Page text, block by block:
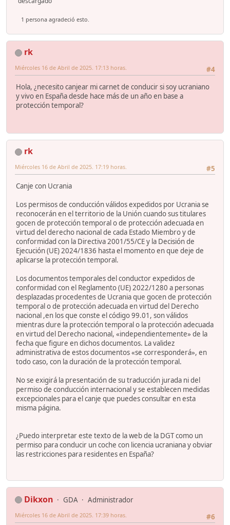
1 persona agradeció esto.
rk
#4
Miércoles 16 de Abril de 2025. 17:13 horas.
Hola, ¿necesito canjear mi carnet de conducir si soy ucraniano
y vivo en España desde hace más de un año en base a
protección temporal?
rk
#5
Miércoles 16 de Abril de 2025. 17:19 horas.
Canje con Ucrania
Los permisos de conducción válidos expedidos por Ucrania se
reconocerán en el territorio de la Unión cuando sus titulares
gocen de protección temporal o de protección adecuada en
virtud del derecho nacional de cada Estado Miembro y de
conformidad con la Directiva 2001/55/CE y la Decisión de
Ejecución (UE) 2024/1836 hasta el momento en que deje de
aplicarse la protección temporal.
Los documentos temporales del conductor expedidos de
conformidad con el Reglamento (UE) 2022/1280 a personas
desplazadas procedentes de Ucrania que gocen de protección
temporal o de protección adecuada en virtud del Derecho
nacional ,en los que conste el código 99.01, son válidos
mientras dure la protección temporal o la protección adecuada
en virtud del Derecho nacional, «independientemente» de la
fecha que figure en dichos documentos. La validez
administrativa de estos documentos «se corresponderá», en
todo caso, con la duración de la protección temporal.
No se exigirá la presentación de su traducción jurada ni del
permiso de conducción internacional y se establecen medidas
excepcionales para el canje que puedes consultar en esta
misma página.
¿Puedo interpretar este texto de la web de la DGT como un
permiso para conducir un coche con licencia ucraniana y obviar
las restricciones para residentes en España?
Dikxon GDA
Administrador
#6
Miércoles 16 de Abril de 2025. 17:39 horas.